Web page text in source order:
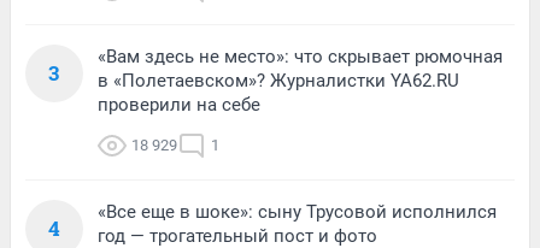
3
«Вам здесь не место»: что скрывает рюмочная
в «Полетаевском»? Журналистки YA62.RU
проверили на себе
18 929 1
4
«Все еще в шоке»: сыну Трусовой исполнился
год — трогательный пост и фото